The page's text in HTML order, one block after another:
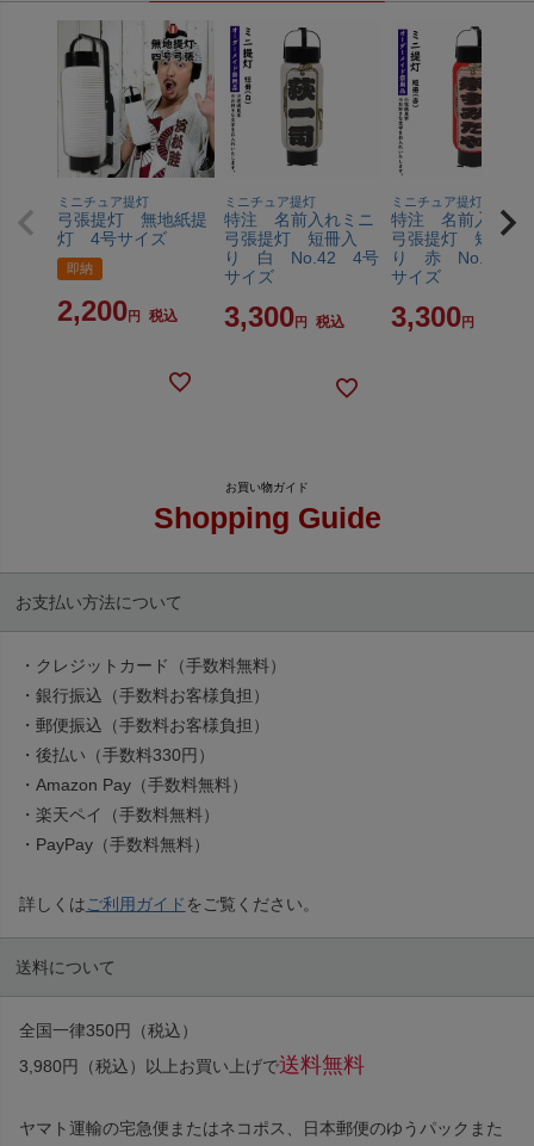
ミニチュア提灯
弓張提灯 無地紙提
灯 4号サイズ
即納
2,200 税込
ミニチュア提灯
特注 名前入れミニ
弓張提灯 短冊入
り 白 No.42 4号
サイズ
3,300 税込
ミニチュア提灯
特注 名前入れミ
弓張提灯 短冊入
り 赤 No.44 4
サイズ
3,300
Shopping Guide
お支払い方法について
・クレジットカード（手数料無料）
・銀行振込（手数料お客様負担）
・郵便振込（手数料お客様負担）
・後払い（手数料330円）
・Amazon Pay（手数料無料）
・楽天ペイ（手数料無料）
・PayPay（手数料無料）
詳しくは ご利用ガイド をご覧ください。
送料について
全国一律350円（税込）
3,980円（税込）以上お買い上げで送料無料
ヤマト運輸の宅急便またはネコポス、日本郵便のゆうパックまた